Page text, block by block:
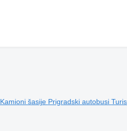
Kamioni šasije Prigradski autobusi